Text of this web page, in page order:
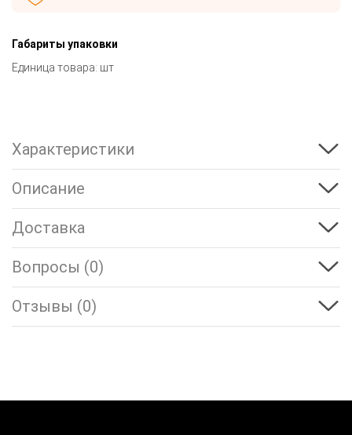
Габариты упаковки
Единица товара: шт
Характеристики
Описание
Доставка
Вопросы (0)
Отзывы (0)